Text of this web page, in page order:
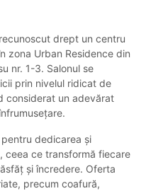
drept un centru
zona Urban Residence din
nr. 1-3. Salonul se
prin nivelul ridicat de
considerat un adevărat
dedicarea și
ce transformă fiecare
și încredere. Oferta
precum coafură,